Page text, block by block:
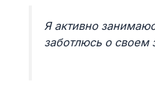
Я активно
заботлюсь о своем